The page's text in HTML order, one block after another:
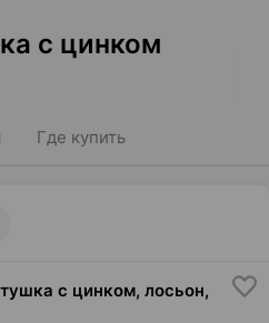
с цинком
Где купить
с цинком, лосьон,